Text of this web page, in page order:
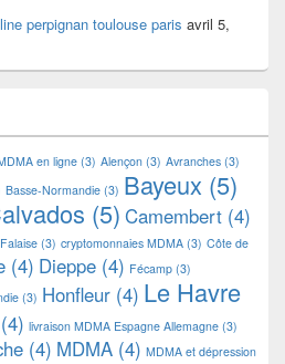
perpignan toulouse paris avril 5,
en ligne (3) Alençon (3) Avranches (3)
Basse-Normandie (3) Bayeux (5)
(5) Camembert (4)
(3) cryptomonnaies MDMA (3) Côte de
(4) Dieppe (4) Fécamp (3)
(3) Honfleur (4) Le Havre
(4) livraison MDMA Espagne Allemagne (3)
(4) MDMA (4) MDMA et dépression